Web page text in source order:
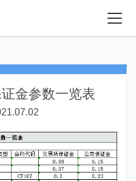
金参数一览表